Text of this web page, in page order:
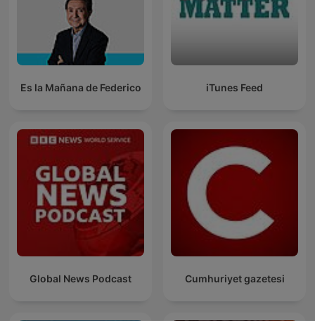
Es la Mañana de Federico iTunes Feed
Global News Podcast Cumhuriyet gazetesi